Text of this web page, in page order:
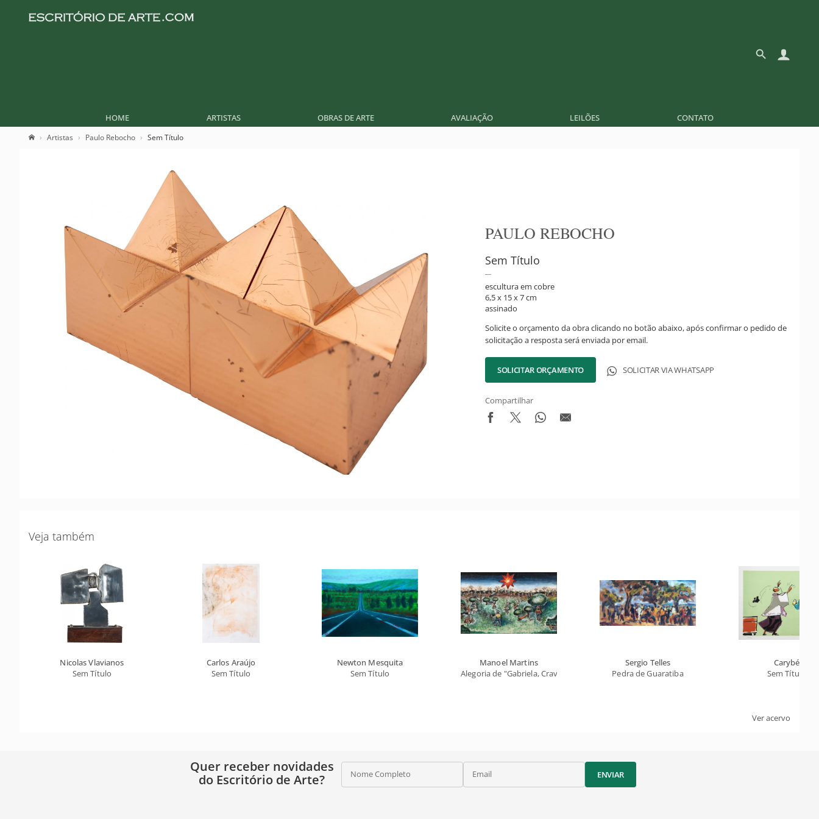
HOME ARTISTAS OBRAS DE ARTE AVALIAÇÃO LEILÕES CONTATO
Artistas Paulo Rebocho Sem Título
PAULO REBOCHO
Sem Título
escultura em cobre
6,5 x 15 x 7 cm
assinado
Solicite o orçamento da obra clicando no botão abaixo, após confirmar o pedido de
solicitação a resposta será enviada por email.
SOLICITAR ORÇAMENTO SOLICITAR VIA WHATSAPP
Compartilhar
Veja também
Nicolas Vlavianos
Sem Título
Carlos Araújo
Sem Título
Newton Mesquita
Sem Título
Manoel Martins
Alegoria de "Gabriela, Cravo e Canela"
Sergio Telles
Pedra de Guaratiba
Carybé
Sem Título
Ver acervo
Quer receber novidades
do Escritório de Arte?
Nome Completo Email ENVIAR